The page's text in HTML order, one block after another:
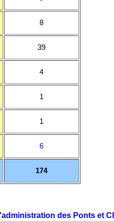
8
39
4
1
1
6
174
des Ponts et